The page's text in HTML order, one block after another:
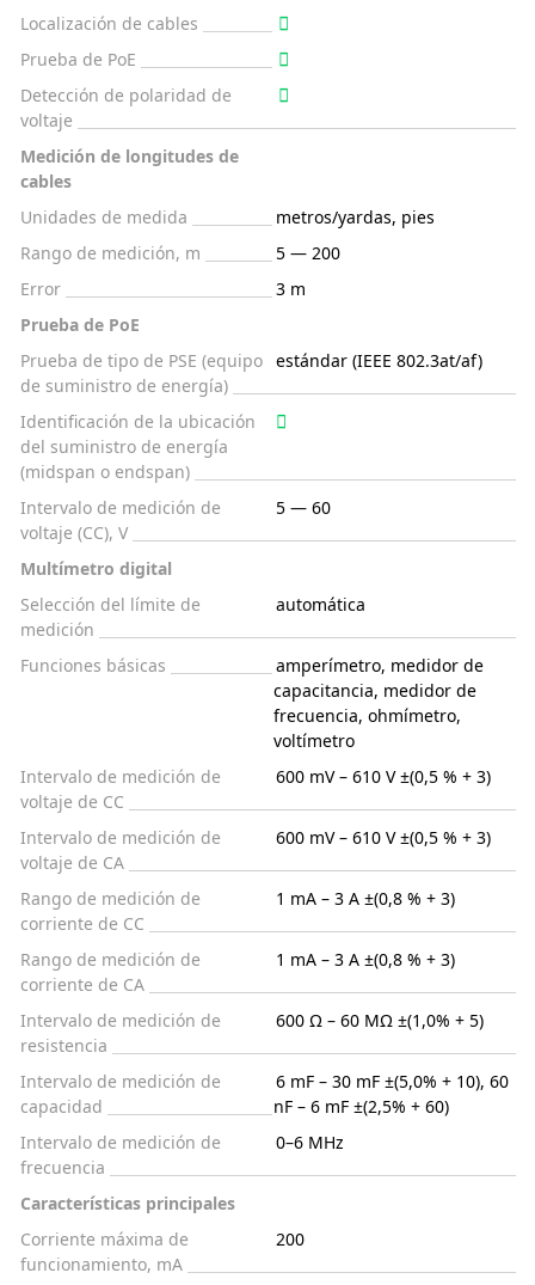
Localización de cables
Prueba de PoE
Detección de polaridad de
voltaje
Medición de longitudes de
cables
Unidades de medida
metros/yardas, pies
Rango de medición, m
5 — 200
Error
3 m
Prueba de PoE
Prueba de tipo de PSE (equipo
de suministro de energía)
estándar (IEEE 802.3at/af)
Identificación de la ubicación
del suministro de energía
(midspan o endspan)
Intervalo de medición de
voltaje (CC), V
5 — 60
Multímetro digital
Selección del límite de
medición
automática
Funciones básicas
amperímetro, medidor de
capacitancia, medidor de
frecuencia, ohmímetro,
voltímetro
Intervalo de medición de
voltaje de CC
600 mV – 610 V ±(0,5 % + 3)
Intervalo de medición de
voltaje de CA
600 mV – 610 V ±(0,5 % + 3)
Rango de medición de
corriente de CC
1 mA – 3 A ±(0,8 % + 3)
Rango de medición de
corriente de CA
1 mA – 3 A ±(0,8 % + 3)
Intervalo de medición de
resistencia
600 Ω – 60 MΩ ±(1,0% + 5)
Intervalo de medición de
capacidad
6 mF – 30 mF ±(5,0% + 10), 60
nF – 6 mF ±(2,5% + 60)
Intervalo de medición de
frecuencia
0–6 MHz
Características principales
Corriente máxima de
funcionamiento, mA
200